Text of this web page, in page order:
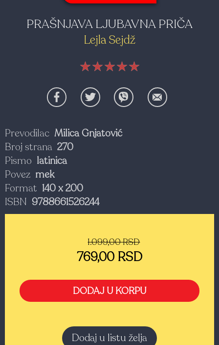
PRAŠNJAVA LJUBAVNA PRIČA
Lejla Sejdž
★★★★★
★★★★★
★★★★★
Prevodilac Milica Gnjatović
Broj strana 270
Pismo latinica
Povez mek
Format 140 x 200
ISBN 9788661526244
1.099,00 RSD
769,00 RSD
DODAJ U KORPU
Dodaj u listu želja